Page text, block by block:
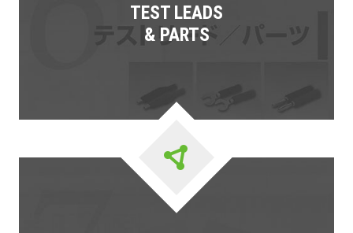
TEST LEADS
& PARTS